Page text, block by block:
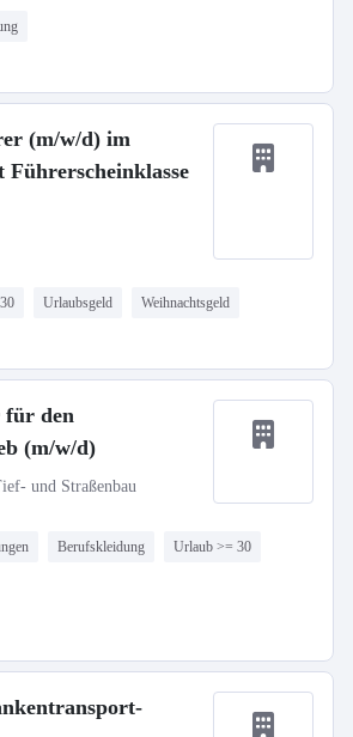
(m/w/d) im
Urlaubsgeld Weihnachtsgeld
den
(m/w/d)
und Straßenbau
Berufskleidung Urlaub >= 30